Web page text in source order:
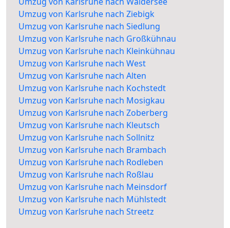
Umzug von Karlsruhe nach Ziebigk
Umzug von Karlsruhe nach Siedlung
Umzug von Karlsruhe nach Großkühnau
Umzug von Karlsruhe nach Kleinkühnau
Umzug von Karlsruhe nach West
Umzug von Karlsruhe nach Alten
Umzug von Karlsruhe nach Kochstedt
Umzug von Karlsruhe nach Mosigkau
Umzug von Karlsruhe nach Zoberberg
Umzug von Karlsruhe nach Kleutsch
Umzug von Karlsruhe nach Sollnitz
Umzug von Karlsruhe nach Brambach
Umzug von Karlsruhe nach Rodleben
Umzug von Karlsruhe nach Roßlau
Umzug von Karlsruhe nach Meinsdorf
Umzug von Karlsruhe nach Mühlstedt
Umzug von Karlsruhe nach Streetz